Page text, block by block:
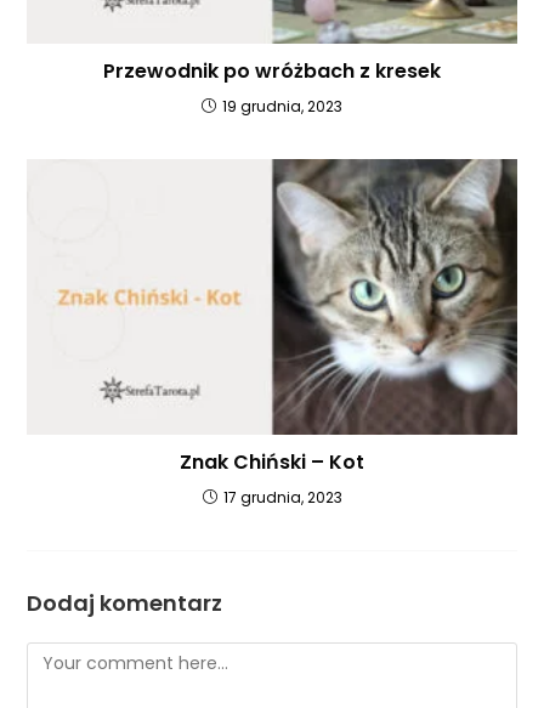
Przewodnik po wróżbach z kresek
19 grudnia, 2023
Znak Chiński – Kot
17 grudnia, 2023
Dodaj komentarz
Comment